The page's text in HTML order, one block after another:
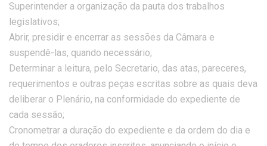
Superintender a organização da pauta dos trabalhos
legislativos;
Abrir, presidir e encerrar as sessões da Câmara e
suspendê-las, quando necessário;
Determinar a leitura, pelo Secretario, das atas, pareceres,
requerimentos e outras peças escritas sobre as quais deva
deliberar o Plenário, na conformidade do expediente de
cada sessão;
Cronometrar a duração do expediente e da ordem do dia e